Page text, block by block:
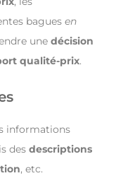
bagues en
une décision
qualité-prix.
informations
des descriptions
, etc.